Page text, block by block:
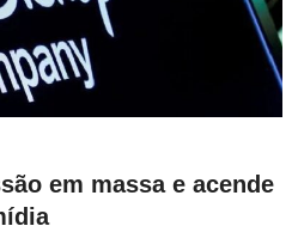
em massa e acende